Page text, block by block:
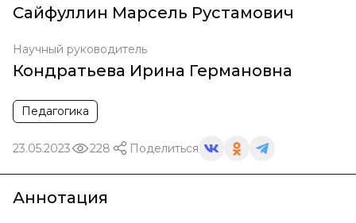
Сайфуллин Марсель Рустамович
Научный руководитель
Кондратьева Ирина Германовна
Педагогика
23.05.2023 228 Поделиться
Аннотация